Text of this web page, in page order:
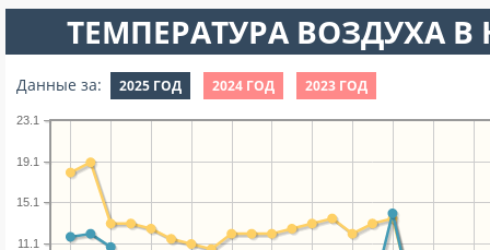
ТЕМПЕРАТУРА ВОЗДУХА В
Данные за: 2025 ГОД 2024 ГОД 2023 ГОД
11.1
15.1
19.1
23.1